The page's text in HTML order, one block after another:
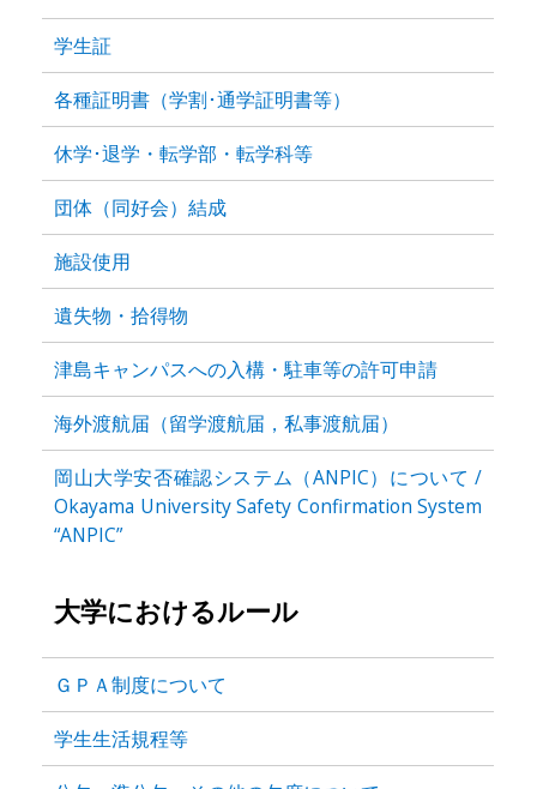
学生証
各種証明書（学割･通学証明書等）
休学･退学・転学部・転学科等
団体（同好会）結成
施設使用
遺失物・拾得物
津島キャンパスへの入構・駐車等の許可申請
海外渡航届（留学渡航届，私事渡航届）
岡山大学安否確認システム（ANPIC）について /
Okayama University Safety Confirmation System
“ANPIC”
大学におけるルール
ＧＰＡ制度について
学生生活規程等